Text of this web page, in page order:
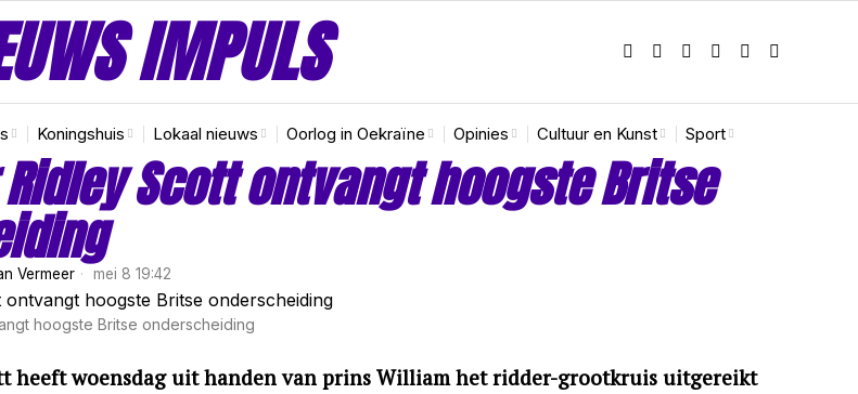
IMPULS
Koningshuis Lokaal nieuws Oorlog in Oekraïne Opinies Cultuur en Kunst Sport
Scott ontvangt hoogste Britse
Vermeer mei 8 19:42
hoogste Britse onderscheiding
heeft woensdag uit handen van prins William het ridder-grootkruis uitgereikt